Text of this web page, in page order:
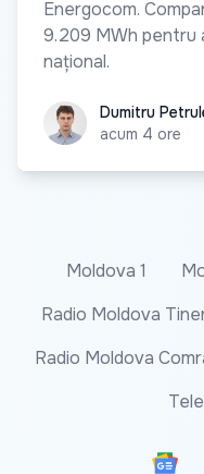
Energocom.
9.209 MWh pentru
național.
Dumitru Petruleac
Dumitru
acum 4 ore
Moldova 1
Radio Moldova
Radio Moldova